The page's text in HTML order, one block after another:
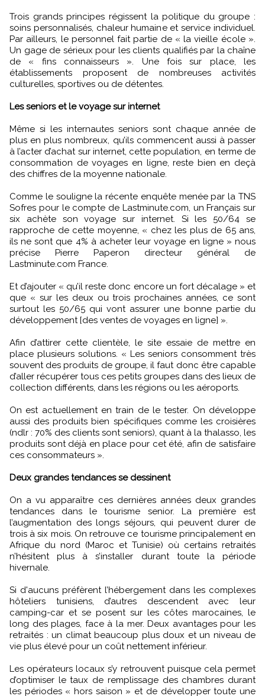
Trois grands principes régissent la politique du groupe :
soins personnalisés, chaleur humaine et service individuel.
Par ailleurs, le personnel fait partie de « la vieille école ».
Un gage de sérieux pour les clients qualifiés par la chaîne
de « fins connaisseurs ». Une fois sur place, les
établissements proposent de nombreuses activités
culturelles, sportives ou de détentes.
Les seniors et le voyage sur internet
Même si les internautes seniors sont chaque année de
plus en plus nombreux, qu’ils commencent aussi à passer
à l’acter d’achat sur internet, cette population, en terme de
consommation de voyages en ligne, reste bien en deçà
des chiffres de la moyenne nationale.
Comme le souligne la récente enquête menée par la TNS
Sofres pour le compte de Lastminute.com, un Français sur
six achète son voyage sur internet. Si les 50/64 se
rapproche de cette moyenne, « chez les plus de 65 ans,
ils ne sont que 4% à acheter leur voyage en ligne » nous
précise Pierre Paperon directeur général de
Lastminute.com France.
Et d’ajouter « qu’il reste donc encore un fort décalage » et
que « sur les deux ou trois prochaines années, ce sont
surtout les 50/65 qui vont assurer une bonne partie du
développement [des ventes de voyages en ligne] ».
Afin d’attirer cette clientèle, le site essaie de mettre en
place plusieurs solutions. « Les seniors consomment très
souvent des produits de groupe, il faut donc être capable
d’aller récupérer tous ces petits groupes dans des lieux de
collection différents, dans les régions ou les aéroports.
On est actuellement en train de le tester. On développe
aussi des produits bien spécifiques comme les croisières
(ndlr : 70% des clients sont seniors), quant à la thalasso, les
produits sont déjà en place pour cet été, afin de satisfaire
ces consommateurs ».
Deux grandes tendances se dessinent
On a vu apparaître ces dernières années deux grandes
tendances dans le tourisme senior. La première est
l’augmentation des longs séjours, qui peuvent durer de
trois à six mois. On retrouve ce tourisme principalement en
Afrique du nord (Maroc et Tunisie) où certains retraités
n’hésitent plus à s’installer durant toute la période
hivernale.
Si d'aucuns préfèrent l’hébergement dans les complexes
hôteliers tunisiens, d’autres descendent avec leur
camping-car et se posent sur les côtes marocaines, le
long des plages, face à la mer. Deux avantages pour les
retraités : un climat beaucoup plus doux et un niveau de
vie plus élevé pour un coût nettement inférieur.
Les opérateurs locaux s’y retrouvent puisque cela permet
d’optimiser le taux de remplissage des chambres durant
les périodes « hors saison » et de développer toute une